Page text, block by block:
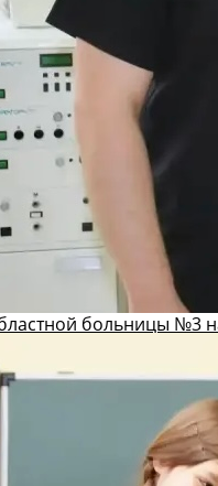
больницы №3